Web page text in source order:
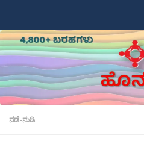
ನಡೆ-ನುಡಿ